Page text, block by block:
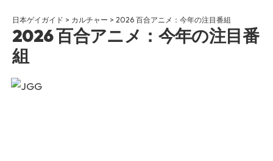
日本ゲイガイド > カルチャー > 2026 百合アニメ：今年の注目番組
2026 百合アニメ：今年の注目番
組